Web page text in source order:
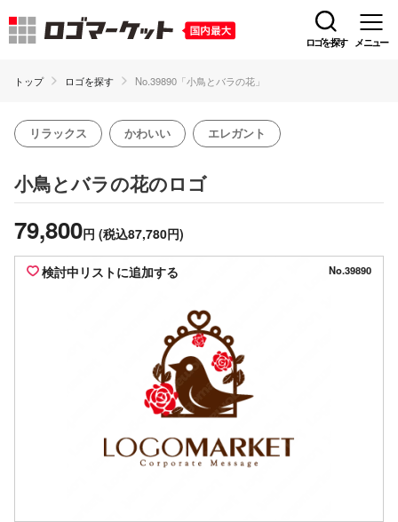
ロゴを探す メニュー
トップ ロゴを探す No.39890「小鳥とバラの花」
リラックス かわいい エレガント
小鳥とバラの花のロゴ
79,800円 (税込87,780円)
検討中リストに追加する No.39890